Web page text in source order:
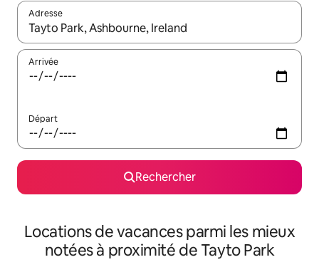
Adresse
Lorsque les résultats s'affichent, utilisez les flèches vers le
Arrivée
Départ
Rechercher
Locations de vacances parmi les mieux
notées à proximité de Tayto Park